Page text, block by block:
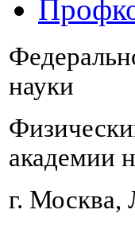
науки
академии
г. Москва,